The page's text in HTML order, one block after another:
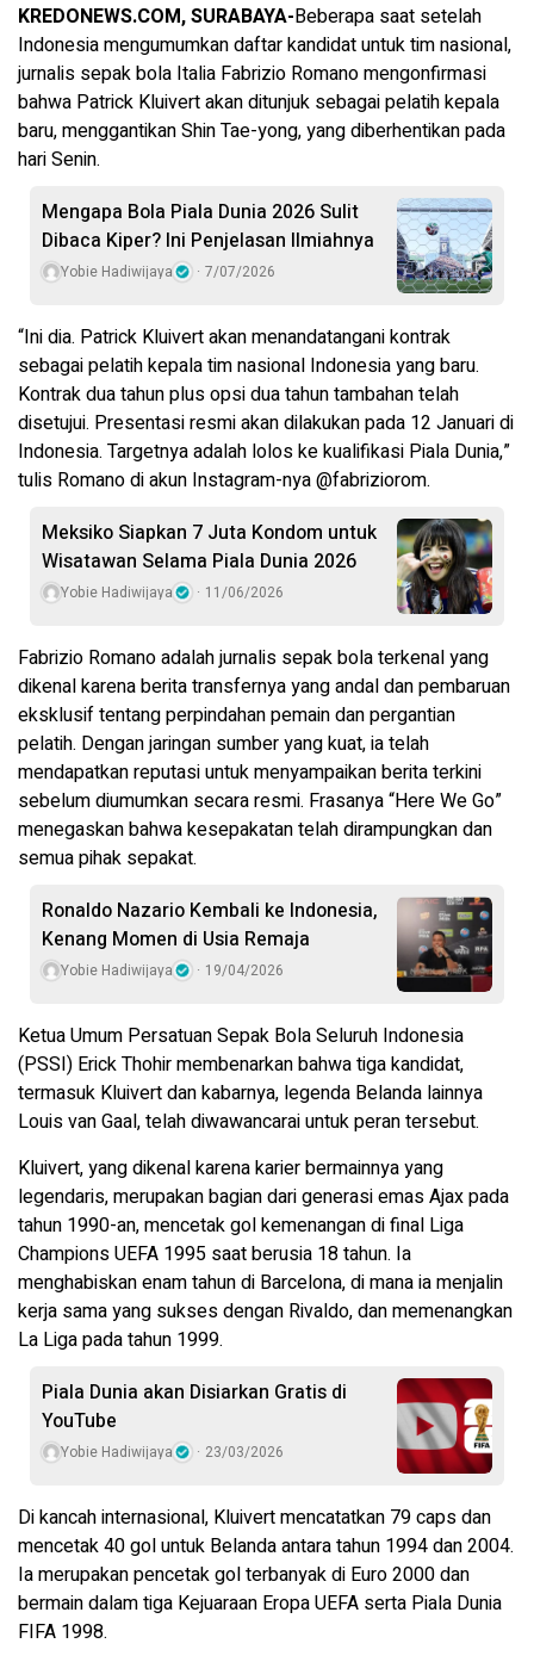
KREDONEWS.COM, SURABAYA-Beberapa saat setelah
Indonesia mengumumkan daftar kandidat untuk tim nasional,
jurnalis sepak bola Italia Fabrizio Romano mengonfirmasi
bahwa Patrick Kluivert akan ditunjuk sebagai pelatih kepala
baru, menggantikan Shin Tae-yong, yang diberhentikan pada
hari Senin.
Mengapa Bola Piala Dunia 2026 Sulit
Dibaca Kiper? Ini Penjelasan Ilmiahnya
Yobie Hadiwijaya 7/07/2026
“Ini dia. Patrick Kluivert akan menandatangani kontrak
sebagai pelatih kepala tim nasional Indonesia yang baru.
Kontrak dua tahun plus opsi dua tahun tambahan telah
disetujui. Presentasi resmi akan dilakukan pada 12 Januari di
Indonesia. Targetnya adalah lolos ke kualifikasi Piala Dunia,”
tulis Romano di akun Instagram-nya @fabriziorom.
Meksiko Siapkan 7 Juta Kondom untuk
Wisatawan Selama Piala Dunia 2026
Yobie Hadiwijaya 11/06/2026
Fabrizio Romano adalah jurnalis sepak bola terkenal yang
dikenal karena berita transfernya yang andal dan pembaruan
eksklusif tentang perpindahan pemain dan pergantian
pelatih. Dengan jaringan sumber yang kuat, ia telah
mendapatkan reputasi untuk menyampaikan berita terkini
sebelum diumumkan secara resmi. Frasanya “Here We Go”
menegaskan bahwa kesepakatan telah dirampungkan dan
semua pihak sepakat.
Ronaldo Nazario Kembali ke Indonesia,
Kenang Momen di Usia Remaja
Yobie Hadiwijaya 19/04/2026
Ketua Umum Persatuan Sepak Bola Seluruh Indonesia
(PSSI) Erick Thohir membenarkan bahwa tiga kandidat,
termasuk Kluivert dan kabarnya, legenda Belanda lainnya
Louis van Gaal, telah diwawancarai untuk peran tersebut.
Kluivert, yang dikenal karena karier bermainnya yang
legendaris, merupakan bagian dari generasi emas Ajax pada
tahun 1990-an, mencetak gol kemenangan di final Liga
Champions UEFA 1995 saat berusia 18 tahun. Ia
menghabiskan enam tahun di Barcelona, ​​di mana ia menjalin
kerja sama yang sukses dengan Rivaldo, dan memenangkan
La Liga pada tahun 1999.
Piala Dunia akan Disiarkan Gratis di
YouTube
Yobie Hadiwijaya 23/03/2026
Di kancah internasional, Kluivert mencatatkan 79 caps dan
mencetak 40 gol untuk Belanda antara tahun 1994 dan 2004.
Ia merupakan pencetak gol terbanyak di Euro 2000 dan
bermain dalam tiga Kejuaraan Eropa UEFA serta Piala Dunia
FIFA 1998.